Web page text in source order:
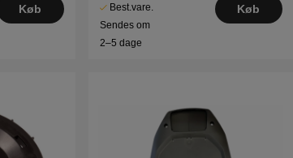
Køb
Best.vare.
Sendes om
2–5 dage
Køb